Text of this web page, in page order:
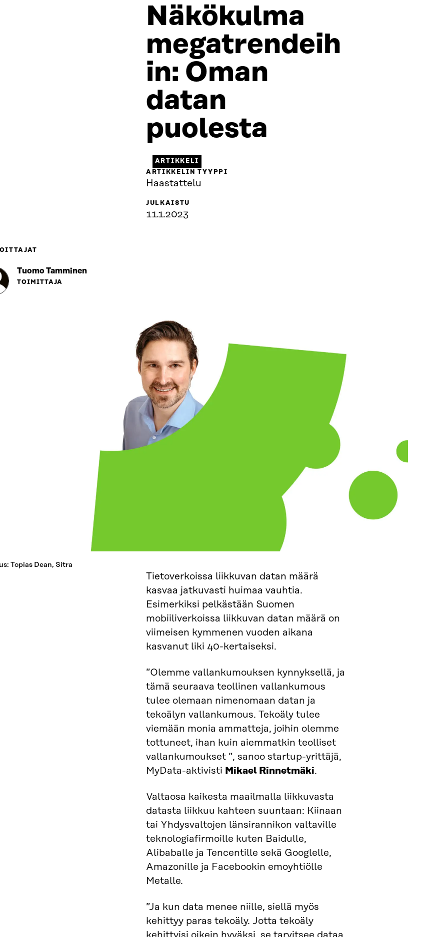
Näkökulma
megatrendeih
in: Oman
datan
puolesta
ARTIKKELI
ARTIKKELIN TYYPPI
Haastattelu
JULKAISTU
11.1.2023
Tuomo Tamminen
TOIMITTAJA
Topias Dean, Sitra
Tietoverkoissa liikkuvan datan määrä
kasvaa jatkuvasti huimaa vauhtia.
Esimerkiksi pelkästään Suomen
mobiiliverkoissa liikkuvan datan määrä on
viimeisen kymmenen vuoden aikana
kasvanut liki 40-kertaiseksi.
”Olemme vallankumouksen kynnyksellä, ja
tämä seuraava teollinen vallankumous
tulee olemaan nimenomaan datan ja
tekoälyn vallankumous. Tekoäly tulee
viemään monia ammatteja, joihin olemme
tottuneet, ihan kuin aiemmatkin teolliset
vallankumoukset ”, sanoo startup-yrittäjä,
MyData-aktivisti Mikael Rinnetmäki.
Valtaosa kaikesta maailmalla liikkuvasta
datasta liikkuu kahteen suuntaan: Kiinaan
tai Yhdysvaltojen länsirannikon valtaville
teknologiafirmoille kuten Baidulle,
Alibaballe ja Tencentille sekä Googlelle,
Amazonille ja Facebookin emoyhtiölle
Metalle.
”Ja kun data menee niille, siellä myös
kehittyy paras tekoäly. Jotta tekoäly